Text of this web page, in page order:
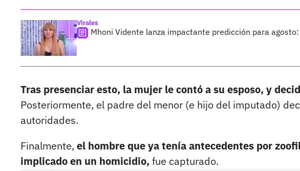
Virales
Mhoni Vidente lanza impactante predicción para
Tras presenciar esto, la mujer le contó a su esposo, y
Posteriormente, el padre del menor (e hijo del imputado)
autoridades.
Finalmente, el hombre que ya tenía antecedentes por
implicado en un homicidio, fue capturado.